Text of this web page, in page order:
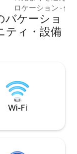
られ、考え抜か
「The Spot」は
田舎の隠れ家です
つろぎ、少し変
できます。静かで
隣で楽しめるさま
の両方のいいとこ
ロケーション ·価
ケーショ
ティ・設備
Wi-Fi